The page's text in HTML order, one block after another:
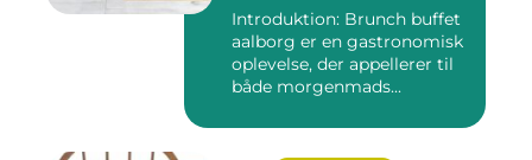
Introduktion: Brunch buffet
aalborg er en gastronomisk
oplevelse, der appellerer til
både morgenmads...